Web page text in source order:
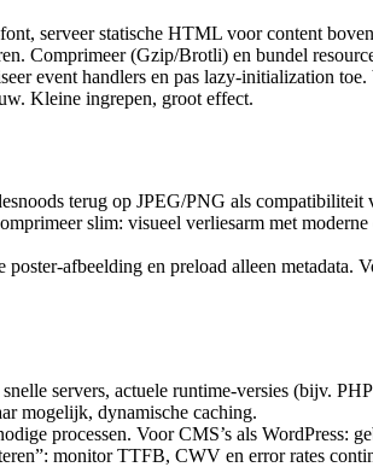
serveer statische HTML voor content
Comprimeer (Gzip/Brotli) en bundel
event handlers en pas lazy-initialization
Kleine ingrepen, groot effect.
terug op JPEG/PNG als compatibiliteit
slim: visueel verliesarm met
afbeelding en preload alleen metadata.
servers, actuele runtime-versies (bijv.
mogelijk, dynamische caching.
processen. Voor CMS’s als WordPress:
monitor TTFB, CWV en error rates